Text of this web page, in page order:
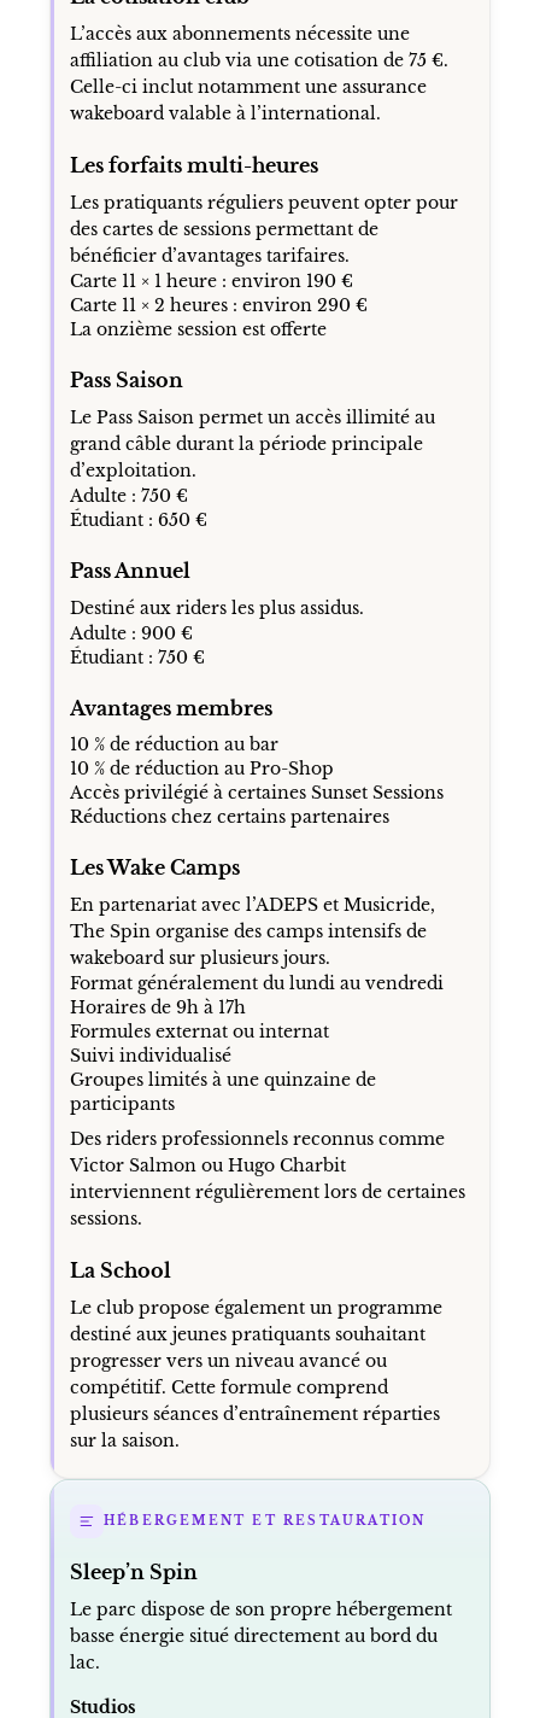
L’accès aux abonnements nécessite une
affiliation au club via une cotisation de 75 €.
Celle-ci inclut notamment une assurance
wakeboard valable à l’international.
Les forfaits multi-heures
Les pratiquants réguliers peuvent opter pour
des cartes de sessions permettant de
bénéficier d’avantages tarifaires.
Carte 11 × 1 heure : environ 190 €
Carte 11 × 2 heures : environ 290 €
La onzième session est offerte
Pass Saison
Le Pass Saison permet un accès illimité au
grand câble durant la période principale
d’exploitation.
Adulte : 750 €
Étudiant : 650 €
Pass Annuel
Destiné aux riders les plus assidus.
Adulte : 900 €
Étudiant : 750 €
Avantages membres
10 % de réduction au bar
10 % de réduction au Pro-Shop
Accès privilégié à certaines Sunset Sessions
Réductions chez certains partenaires
Les Wake Camps
En partenariat avec l’ADEPS et Musicride,
The Spin organise des camps intensifs de
wakeboard sur plusieurs jours.
Format généralement du lundi au vendredi
Horaires de 9h à 17h
Formules externat ou internat
Suivi individualisé
Groupes limités à une quinzaine de
participants
Des riders professionnels reconnus comme
Victor Salmon ou Hugo Charbit
interviennent régulièrement lors de certaines
sessions.
La School
Le club propose également un programme
destiné aux jeunes pratiquants souhaitant
progresser vers un niveau avancé ou
compétitif. Cette formule comprend
plusieurs séances d’entraînement réparties
sur la saison.
HÉBERGEMENT ET RESTAURATION
Sleep’n Spin
Le parc dispose de son propre hébergement
basse énergie situé directement au bord du
lac.
Studios